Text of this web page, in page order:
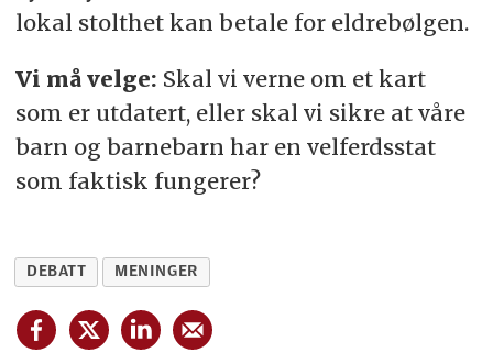
lokal stolthet kan betale for eldrebølgen.
Vi må velge: Skal vi verne om et kart
som er utdatert, eller skal vi sikre at våre
barn og barnebarn har en velferdsstat
som faktisk fungerer?
DEBATT MENINGER